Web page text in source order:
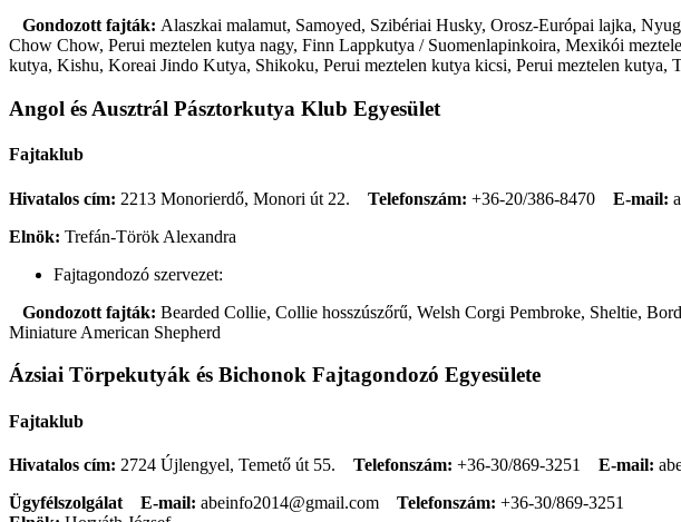
Gondozott fajták: Alaszkai malamut, Samoyed, Szibériai Husky, Orosz-Európai lajka,
Chow Chow, Perui meztelen kutya nagy, Finn Lappkutya / Suomenlapinkoira, Mexikói
kutya, Kishu, Koreai Jindo Kutya, Shikoku, Perui meztelen kutya kicsi, Perui meztelen kutya,
Angol és Ausztrál Pásztorkutya Klub Egyesület
Fajtaklub
Hivatalos cím: 2213 Monorierdő, Monori út 22. Telefonszám: +36-20/386-8470 E-mail:
Elnök: Trefán-Török Alexandra
Fajtagondozó szervezet:
Gondozott fajták: Bearded Collie, Collie hosszúszőrű, Welsh Corgi Pembroke, Sheltie,
Miniature American Shepherd
Ázsiai Törpekutyák és Bichonok Fajtagondozó Egyesülete
Fajtaklub
Hivatalos cím: 2724 Újlengyel, Temető út 55. Telefonszám: +36-30/869-3251 E-mail:
Ügyfélszolgálat
E-mail: abeinfo2014@gmail.com Telefonszám: +36-30/869-3251